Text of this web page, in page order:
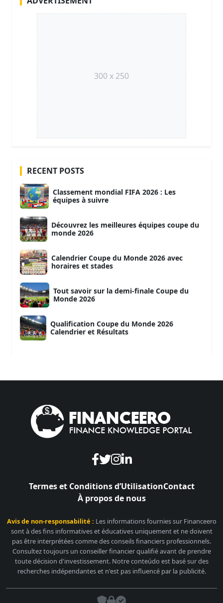
300 x 250
RECENT POSTS
Classement mondial FIFA 2026 : Les
équipes à suivre
Découvrez les meilleures équipes coupe du
monde 2026
Calendrier Coupe du Monde 2026 avec
horaires et stades
Tout savoir sur la demi-finale Coupe du
Monde 2026
Qualification Coupe du Monde 2026
Calendrier et Résultats
Termes et Conditions d’UtilisationContact
À propos de nous
Avis de non-responsabilité : Les informations fournies sur Financeero
sont à des fins informatives et éducatives uniquement et ne doivent
pas être interprétées comme des conseils financiers professionnels.
Consultez toujours un conseiller financier qualifié avant de prendre
toute décision d'investissement. Notre conteúdo est basé sur des
recherches indépendantes et n'est pas influencé par la publicité.